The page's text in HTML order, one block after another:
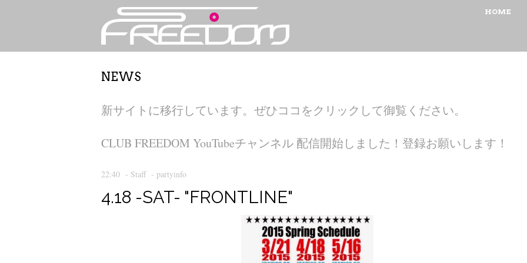
MENU
SKIP TO
HOME
NEWS
新サイトに移行しています。ぜひココをクリックして御覧ください。
CLUB FREEDOM YouTubeチャンネル 配信開始しました！登録お願いします！
22:40 - Staff- partyinfo
4.18 -SAT- "FRONTLINE"